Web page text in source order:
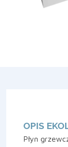
OPIS
Płyn